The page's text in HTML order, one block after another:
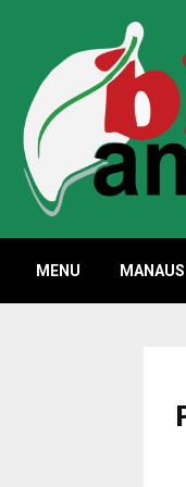
MENU MANAUS